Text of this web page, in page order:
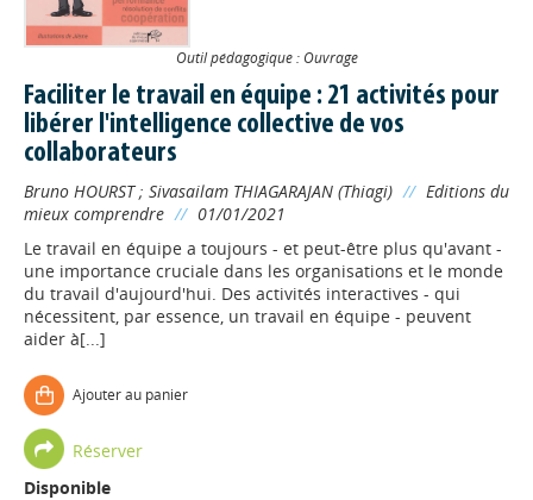
Outil pédagogique : Ouvrage
Faciliter le travail en équipe : 21 activités pour
libérer l'intelligence collective de vos
collaborateurs
Bruno HOURST; Sivasailam THIAGARAJAN (Thiagi) // Editions du
mieux comprendre // 01/01/2021
Le travail en équipe a toujours - et peut-être plus qu'avant -
une importance cruciale dans les organisations et le monde
du travail d'aujourd'hui. Des activités interactives - qui
nécessitent, par essence, un travail en équipe - peuvent
aider à[...]
Ajouter au panier
Réserver
Disponible